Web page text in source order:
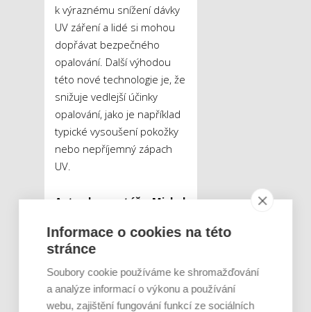
k výraznému snížení dávky
UV záření a lidé si mohou
dopřávat bezpečného
opalování. Další výhodou
této nové technologie je, že
snižuje vedlejší účinky
opalování, jako je například
typické vysoušení pokožky
nebo nepříjemný zápach
UV.
Autor komentáře: Michal
asociace zdravého
opalování
Tweet
Informace o cookies na této
stránce
Soubory cookie používáme ke shromažďování
a analýze informací o výkonu a používání
webu, zajištění fungování funkcí ze sociálních